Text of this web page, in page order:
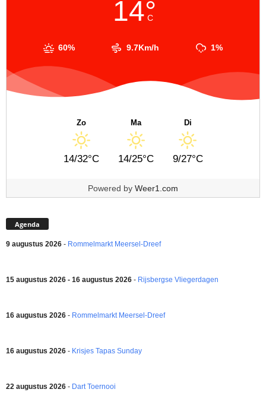
14°
C
60% 9.7Km/h 1%
Zo
14/32°C
Ma
14/25°C
Di
9/27°C
Powered by Weer1.com
Agenda
9 augustus 2026 - Rommelmarkt Meersel-Dreef
15 augustus 2026 - 16 augustus 2026 - Rijsbergse Vliegerdagen
16 augustus 2026 - Rommelmarkt Meersel-Dreef
16 augustus 2026 - Krisjes Tapas Sunday
22 augustus 2026 - Dart Toernooi